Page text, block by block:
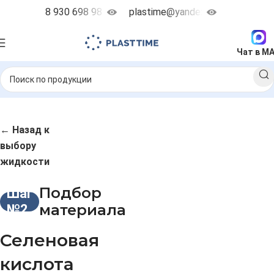
8 930 698 98 38 plastime@yandex.ru
Чат в
← Назад к
выбору
жидкости
Шаг
№2
Подбор
материала
Селеновая
кислота